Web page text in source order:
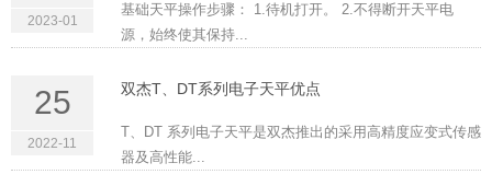
2023-01
基础天平操作步骤： 1.待机打开。 2.不得断开天平电
源，始终使其保持...
25
2022-11
双杰T、DT系列电子天平优点
T、DT 系列电子天平是双杰推出的采用高精度应变式传感
器及高性能...